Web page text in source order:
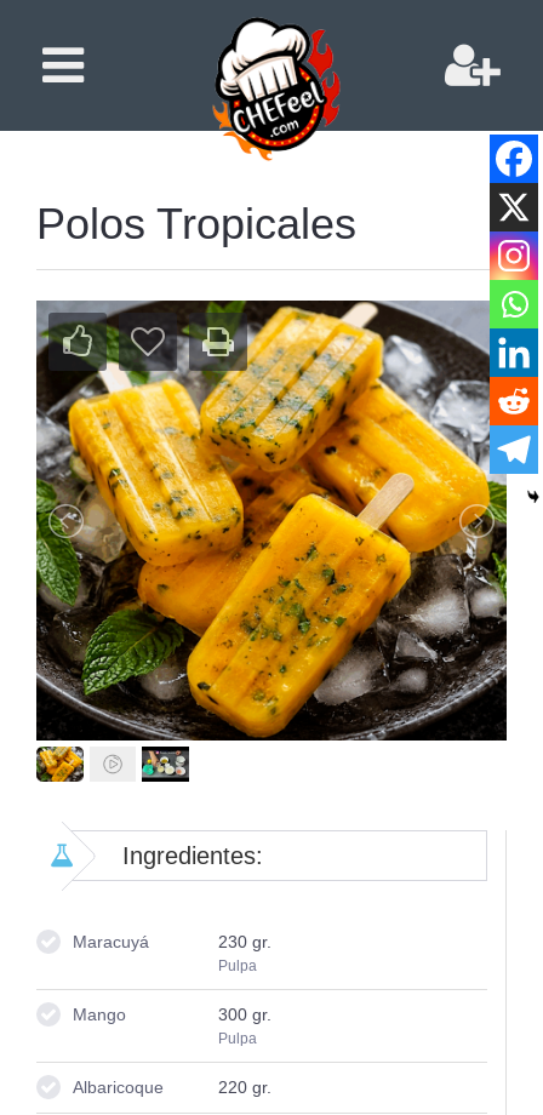
Polos Tropicales
Ingredientes:
Maracuyá 230gr.
Pulpa
Mango 300gr.
Pulpa
Albaricoque 220gr.